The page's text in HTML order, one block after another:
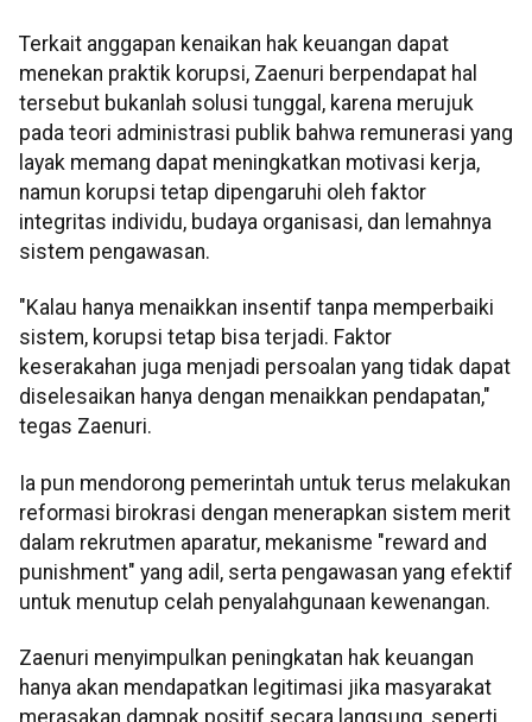
Terkait anggapan kenaikan hak keuangan dapat
menekan praktik korupsi, Zaenuri berpendapat hal
tersebut bukanlah solusi tunggal, karena merujuk
pada teori administrasi publik bahwa remunerasi yang
layak memang dapat meningkatkan motivasi kerja,
namun korupsi tetap dipengaruhi oleh faktor
integritas individu, budaya organisasi, dan lemahnya
sistem pengawasan.
"Kalau hanya menaikkan insentif tanpa memperbaiki
sistem, korupsi tetap bisa terjadi. Faktor
keserakahan juga menjadi persoalan yang tidak dapat
diselesaikan hanya dengan menaikkan pendapatan,"
tegas Zaenuri.
Ia pun mendorong pemerintah untuk terus melakukan
reformasi birokrasi dengan menerapkan sistem merit
dalam rekrutmen aparatur, mekanisme "reward and
punishment" yang adil, serta pengawasan yang efektif
untuk menutup celah penyalahgunaan kewenangan.
Zaenuri menyimpulkan peningkatan hak keuangan
hanya akan mendapatkan legitimasi jika masyarakat